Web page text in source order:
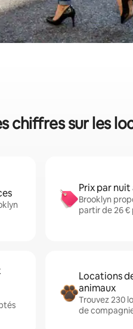
chiffres sur les
Prix par
Brooklyn
partir de 26 €
Locations
animaux
Trouvez 230
de